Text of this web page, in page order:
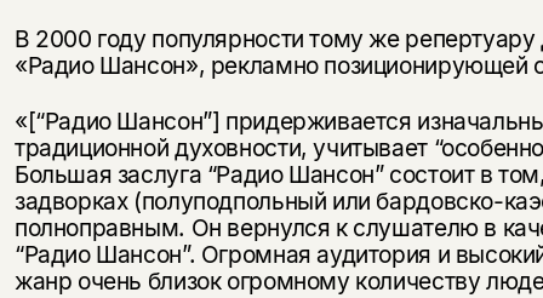
В 2000 году популярности тому же
«Радио Шансон», рекламно
«[“Радио Шансон”] придерживается
традиционной духовности, учитывает
Большая заслуга “Радио Шансон” состоит в
задворках (полуподпольный или бардовско-
полноправным. Он вернулся к слушателю в
“Радио Шансон”. Огромная аудитория и
жанр очень близок огромному количеству